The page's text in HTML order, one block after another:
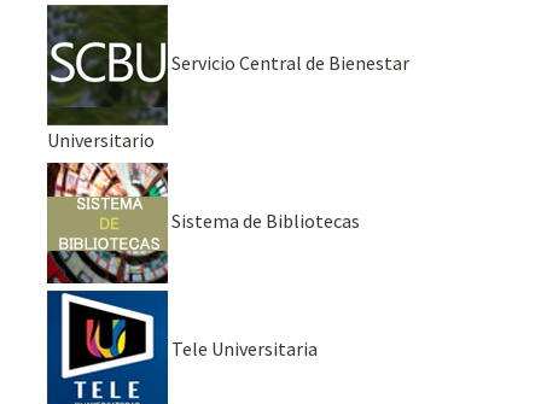
Servicio Central de Bienestar
Universitario
Sistema de Bibliotecas
Tele Universitaria